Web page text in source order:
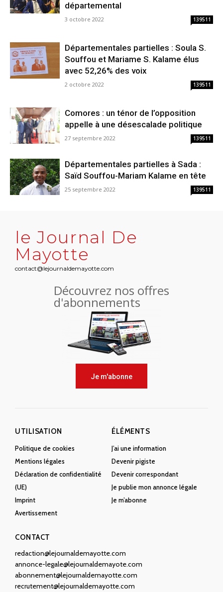
départemental
3 octobre 2022 139511
Départementales partielles : Soula S.
Souffou et Mariame S. Kalame élus
avec 52,26% des voix
2 octobre 2022 139511
Comores : un ténor de l’opposition
appelle à une désescalade politique
27 septembre 2022 139511
Départementales partielles à Sada :
Saïd Souffou-Mariam Kalame en tête
25 septembre 2022 139511
le Journal De
Mayotte
contact@lejournaldemayotte.com
Découvrez nos offres
d'abonnements
Je m'abonne
UTILISATION
Politique de cookies
Mentions légales
Déclaration de confidentialité
(UE)
Imprint
Avertissement
ÉLÉMENTS
J’ai une information
Devenir pigiste
Devenir correspondant
Je publie mon annonce légale
Je m’abonne
CONTACT
redaction@lejournaldemayotte.com
annonce-legale@lejournaldemayote.com
abonnement@lejournaldemayotte.com
recrutement@lejournaldemayotte.com